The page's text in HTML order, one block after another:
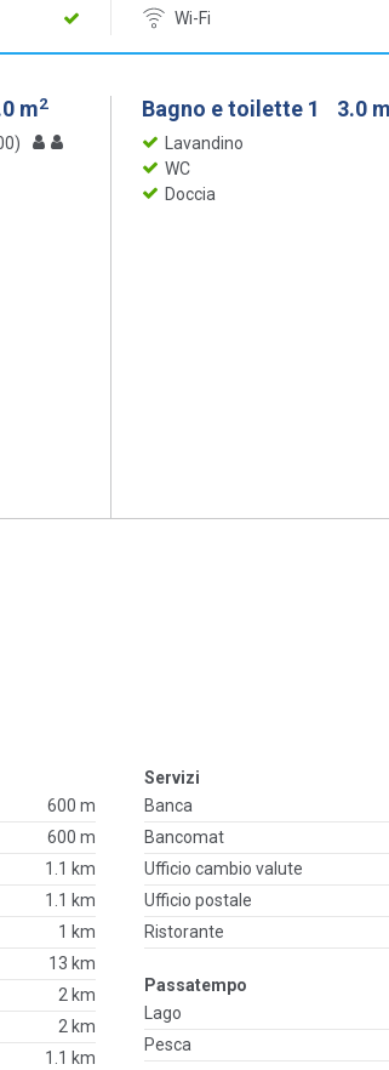
Wi-Fi
m2 Bagno e toilette 1 3.0 m
Lavandino
WC
Doccia
600 m
600 m
1.1 km
1.1 km
1 km
13 km
2 km
2 km
1.1 km
Servizi
Banca
Bancomat
Ufficio cambio valute
Ufficio postale
Ristorante
Passatempo
Lago
Pesca